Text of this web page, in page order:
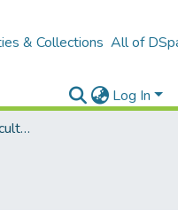
& Collections All of
Log In
B4 – LU fakultātes / Faculties of the UL